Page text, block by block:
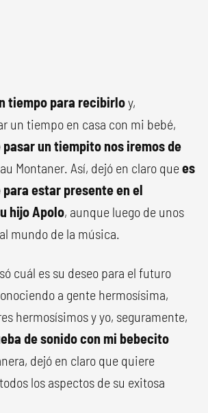
tiempo para recibirloy,
un tiempo en casa con mi bebé,
pasar un tiempito nos iremos de
Montaner. Así, dejó en claro quees
estar presente en el
hijo Apolo, aunque luego de unos
mundo de la música.
cuál es su deseo para el futuro
a gente hermosísima,
hermosísimos y yo, seguramente,
de sonido con mi bebecito
dejó en claro que quiere
los aspectos de su exitosa